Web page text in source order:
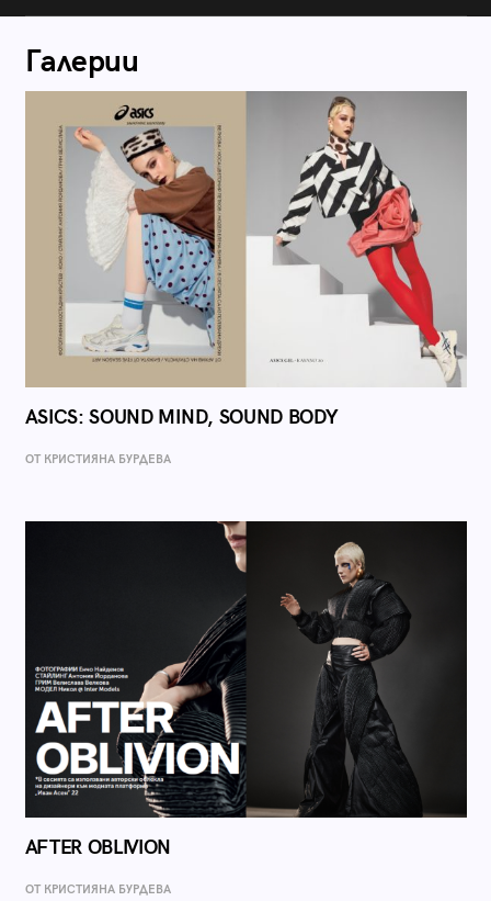
Галерии
ASICS: SOUND MIND, SOUND BODY
ОТ КРИСТИЯНА БУРДЕВА
AFTER OBLIVION
ОТ КРИСТИЯНА БУРДЕВА